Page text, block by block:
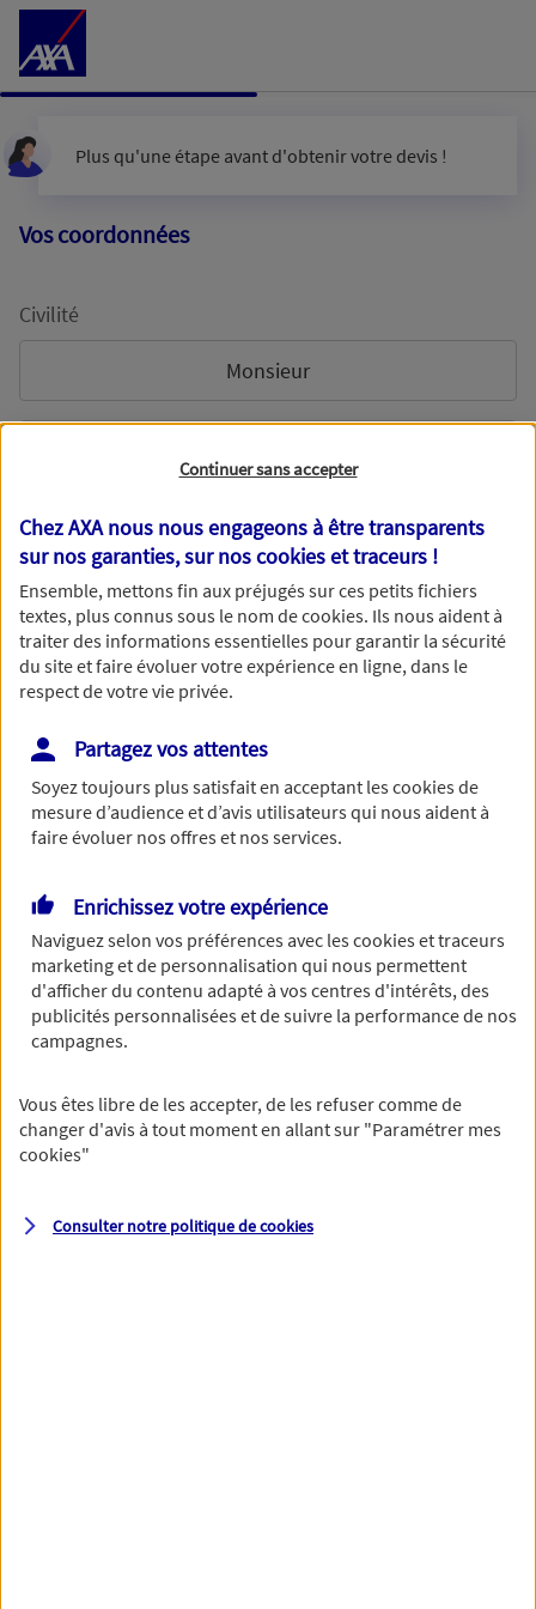
Accéder au Contenu
Plus qu'une étape avant d'obtenir votre devis !
Vos coordonnées
Civilité
Monsieur
Nom
Prénom
Date de Naissance
Numéro de téléphone
accompagner dans les prochaines étapes de votre souscription.
Continuer sans accepter
Chez AXA nous nous engageons à être transparents
sur nos garanties, sur noscookies et traceurs !
Ensemble, mettons fin aux préjugés sur ces petits fichiers
textes, plus connus sous le nom decookies. Ils nous aident à
traiter des informations essentielles pour garantir la sécurité
du site et faire évoluer votre expérience en ligne, dans le
respect de votre vie privée.
Partagez vos attentes
Soyez toujours plus satisfait en acceptant lescookiesde
mesure d’audience et d’avis utilisateurs qui nous aident à
faire évoluer nos offres et nos services.
Enrichissez votre expérience
Naviguez selon vos préférences avec lescookies et traceurs
marketing et de personnalisation qui nous permettent
d'afficher du contenu adapté à vos centres d'intérêts, des
publicités personnalisées et de suivre la performance de nos
campagnes.
Vous êtes libre de les accepter, de les refuser comme de
changer d'avis à tout moment en allant sur "Paramétrer mes
cookies"
Consulter notre politique decookies